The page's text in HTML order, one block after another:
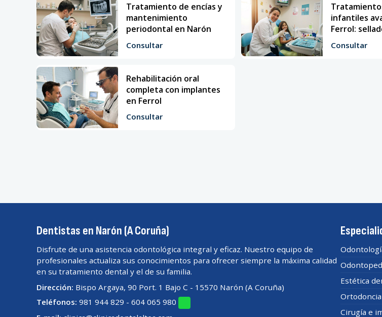
Periodoncia
Periodoncia en Ferrol
TAC DENTAL
TAC DENTAL en Ferrol
Tratamiento de encías y
mantenimiento
periodontal en Narón
Consultar
infantiles
Ferrol:
pulpectomía
Consultar
Rehabilitación oral
completa con implantes
en Ferrol
Consultar
Dentistas en Narón (A Coruña)
Disfrute de una asistencia odontológica integral y eficaz. Nuestro equipo de
profesionales actualiza sus conocimientos para ofrecer siempre la máxima calidad
en su tratamiento dental y el de su familia.
Dirección: Bispo Argaya, 90 Port. 1 Bajo C - 15570 Narón (A Coruña)
Teléfonos: 981 944 829 - 604 065 980
Estética
Ortodoncia
Cirugía e